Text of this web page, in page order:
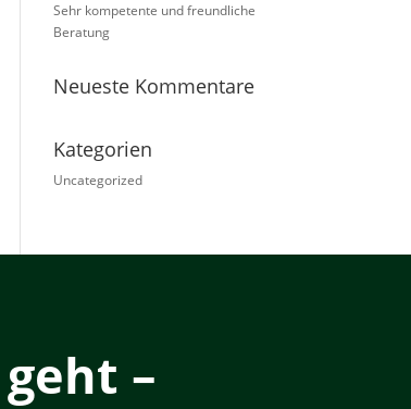
Sehr kompetente und freundliche
Beratung
Neueste Kommentare
Kategorien
Uncategorized
–